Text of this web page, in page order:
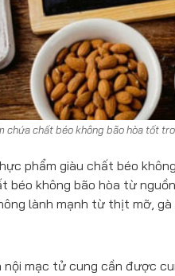
chứa chất béo không bão hòa tốt
phẩm giàu chất béo
béo không bão hòa từ
lành mạnh từ thịt mỡ,
mạc tử cung cần được